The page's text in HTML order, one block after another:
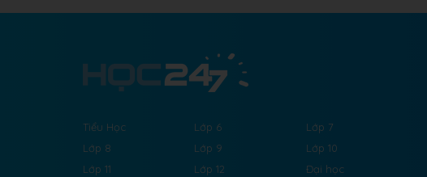
Tiểu Học Lớp 6
Lớp 7
Lớp 8
Lớp 9
Lớp 10
Lớp 11
Lớp 12 Đại học